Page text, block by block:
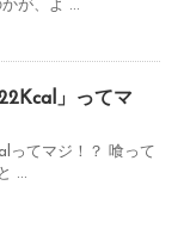
が、よ ...
」ってマ
ってマジ！？ 喰って
...